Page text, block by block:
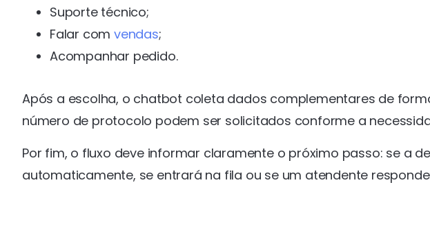
Suporte técnico;
Falar com vendas;
Acompanhar pedido.
Após a escolha, o chatbot coleta dados complementares de
número de protocolo podem ser solicitados conforme a
Por fim, o fluxo deve informar claramente o próximo passo: se a
automaticamente, se entrará na fila ou se um atendente